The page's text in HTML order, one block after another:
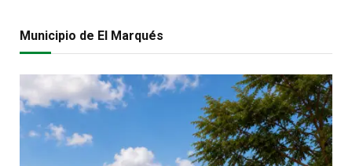
Municipio de El Marqués